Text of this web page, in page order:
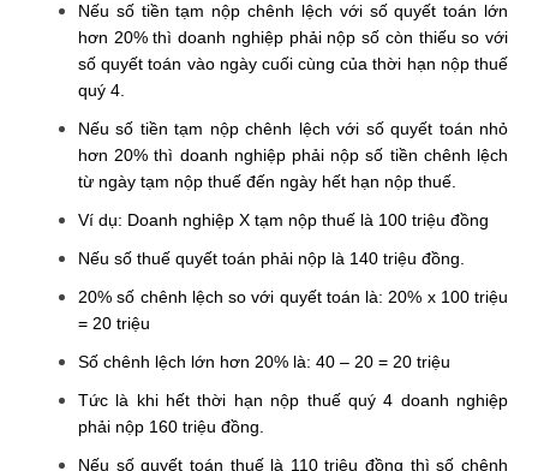
Nếu số tiền tạm nộp chênh lệch với số quyết toán lớn
hơn 20% thì doanh nghiệp phải nộp số còn thiếu so với
số quyết toán vào ngày cuối cùng của thời hạn nộp thuế
quý 4.
Nếu số tiền tạm nộp chênh lệch với số quyết toán nhỏ
hơn 20% thì doanh nghiệp phải nộp số tiền chênh lệch
từ ngày tạm nộp thuế đến ngày hết hạn nộp thuế.
Ví dụ: Doanh nghiệp X tạm nộp thuế là 100 triệu đồng
Nếu số thuế quyết toán phải nộp là 140 triệu đồng.
20% số chênh lệch so với quyết toán là: 20% x 100 triệu
= 20 triệu
Số chênh lệch lớn hơn 20% là: 40 – 20 = 20 triệu
Tức là khi hết thời hạn nộp thuế quý 4 doanh nghiệp
phải nộp 160 triệu đồng.
Nếu số quyết toán thuế là 110 triệu đồng thì số chênh